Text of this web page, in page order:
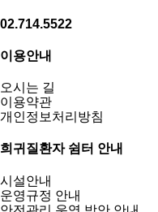
02.714.5522
이용안내
오시는 길
이용약관
개인정보처리방침
희귀질환자 쉼터 안내
시설안내
운영규정 안내